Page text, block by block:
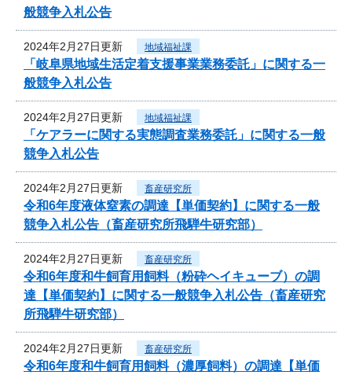
般競争入札公告
2024年2月27日更新 地域福祉課
「岐阜県地域生活定着支援事業業務委託」に関する一
般競争入札公告
2024年2月27日更新 地域福祉課
「ケアラーに関する実態調査業務委託」に関する一般
競争入札公告
2024年2月27日更新 畜産研究所
令和6年度液体窒素の調達【単価契約】に関する一般
競争入札公告（畜産研究所飛騨牛研究部）
2024年2月27日更新 畜産研究所
令和6年度和牛飼育用飼料（粉砕ヘイキューブ）の調
達【単価契約】に関する一般競争入札公告（畜産研究
所飛騨牛研究部）
2024年2月27日更新 畜産研究所
令和6年度和牛飼育用飼料（濃厚飼料）の調達【単価